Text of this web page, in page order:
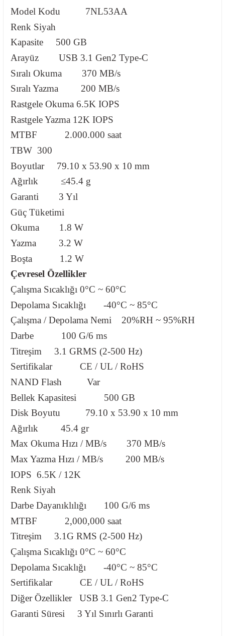
Model Kodu
7NL53AA
Renk Siyah
Kapasite
500 GB
Arayüz
USB 3.1 Gen2 Type-C
Sıralı Okuma
370 MB/s
Sıralı Yazma
200 MB/s
Rastgele Okuma 6.5K IOPS
Rastgele Yazma 12K IOPS
MTBF
2.000.000 saat
TBW 300
Boyutlar
79.10 x 53.90 x 10 mm
Ağırlık
≤45.4 g
Garanti
3 Yıl
Güç Tüketimi
Okuma
1.8 W
Yazma
3.2 W
Boşta
1.2 W
Çevresel Özellikler
Çalışma Sıcaklığı 0°C ~ 60°C
Depolama Sıcaklığı
-40°C ~ 85°C
Çalışma / Depolama Nemi
20%RH ~ 95%RH
Darbe
100 G/6 ms
Titreşim
3.1 GRMS (2-500 Hz)
Sertifikalar
CE / UL / RoHS
NAND Flash
Var
Bellek Kapasitesi
500 GB
Disk Boyutu
79.10 x 53.90 x 10 mm
Ağırlık
45.4 gr
Max Okuma Hızı / MB/s
370 MB/s
Max Yazma Hızı / MB/s
200 MB/s
IOPS 6.5K / 12K
Renk Siyah
Darbe Dayanıklılığı
100 G/6 ms
MTBF
2,000,000 saat
Titreşim
3.1G RMS (2-500 Hz)
Çalışma Sıcaklığı 0°C ~ 60°C
Depolama Sıcaklığı
-40°C ~ 85°C
Sertifikalar
CE / UL / RoHS
Diğer Özellikler
USB 3.1 Gen2 Type-C
Garanti Süresi
3 Yıl Sınırlı Garanti